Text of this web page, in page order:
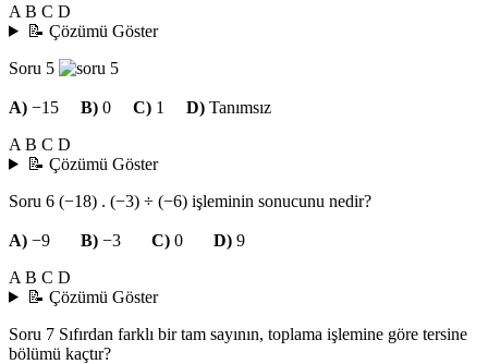
A B C D
📝 Çözümü Göster
Soru 5
A) −15 B) 0 C) 1 D) Tanımsız
A B C D
📝 Çözümü Göster
Soru 6 (−18) . (−3) ÷ (−6) işleminin sonucunu nedir?
A) −9 B) −3 C) 0 D) 9
A B C D
📝 Çözümü Göster
Soru 7 Sıfırdan farklı bir tam sayının, toplama işlemine göre tersine
bölümü kaçtır?